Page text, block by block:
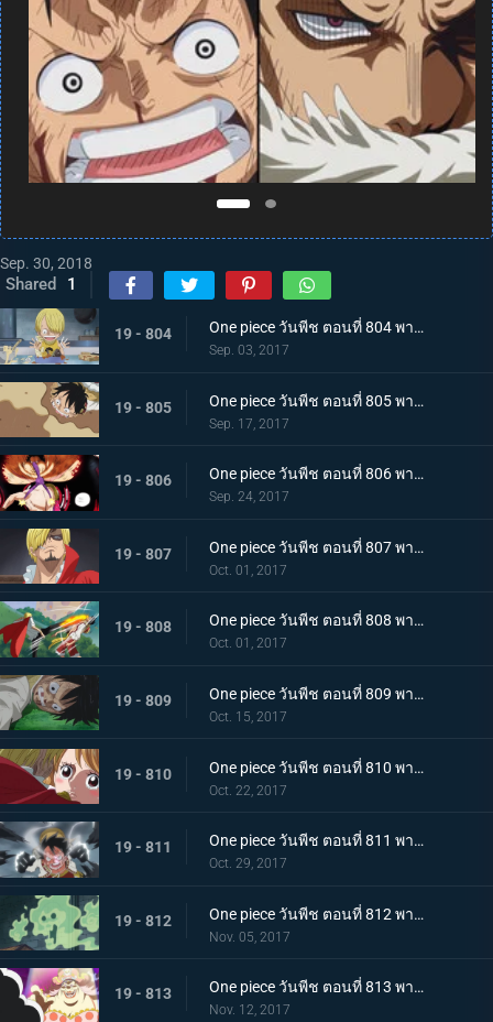
Sep. 30, 2018
Shared 1
19 - 804 One piece วันพีช ตอนที่ 804 พากย์ไทย สู่อีสต์บลู ซันจิ ตัดสินใจออกเดินทาง
Sep. 03, 2017
19 - 805 One piece วันพีช ตอนที่ 805 พากย์ไทย ต่อสู้กับขีดจำกัด ลูฟี่กับบิสกิตที่ไม่ยอมหมด
Sep. 17, 2017
19 - 806 One piece วันพีช ตอนที่ 806 พากย์ไทย พลังเต็มอิ่ม เกียร์ 4 ใหม่ แทงก์แมน
Sep. 24, 2017
19 - 807 One piece วันพีช ตอนที่ 807 พากย์ไทย การต่อสู้ที่แสนเศร้า ลูฟี่ VS ซันจิ (ครึ่งแรก)
Oct. 01, 2017
19 - 808 One piece วันพีช ตอนที่ 808 พากย์ไทย การต่อสู้ที่แสนเศร้า ลูฟี่ VS ซันจิ (ครึ่งหลัง)
Oct. 01, 2017
19 - 809 One piece วันพีช ตอนที่ 809 พากย์ไทย พายุแห่งการแก้แค้น กองทัพที่โกรธเกรี้ยวบุกเข้าโจมตี
Oct. 15, 2017
19 - 810 One piece วันพีช ตอนที่ 810 พากย์ไทย สิ้นสุดการผจญภัย ข้อเสนอที่เด็ดเดี่ยวของซันจิ
Oct. 22, 2017
19 - 811 One piece วันพีช ตอนที่ 811 พากย์ไทย ฉันจะรอที่นี่ ลูฟี่ VS กองทัพพิโรธ
Oct. 29, 2017
19 - 812 One piece วันพีช ตอนที่ 812 พากย์ไทย บุกชาโต้ ชิงมาให้ได้ โรดโพเนกลิฟ
Nov. 05, 2017
19 - 813 One piece วันพีช ตอนที่ 813 พากย์ไทย เผชิญหน้าโชคชะตา ลูฟี่กับบิ๊กมัม
Nov. 12, 2017